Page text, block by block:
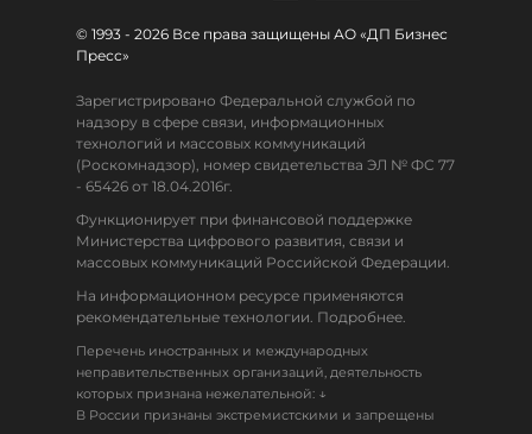
© 1993 - 2026 Все права защищены АО «ДП Бизнес
Пресс»
Зарегистрировано Федеральной службой по
надзору в сфере связи, информационных
технологий и массовых коммуникаций
(Роскомнадзор), номер свидетельства ЭЛ № ФС 77
- 65426 от 18.04.2016г.
Функционирует при финансовой поддержке
Министерства цифрового развития, связи и
массовых коммуникаций Российской Федерации.
На информационном ресурсе применяются
рекомендательные технологии. Подробнее.
Перечень иностранных и международных
неправительственных организаций, деятельность
которых признана нежелательной: ↓
В России признаны экстремистскими и запрещены